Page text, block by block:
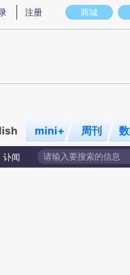
意图存在偏差。不代表财新观点和
商城
注册
mini+ 周刊
讣闻